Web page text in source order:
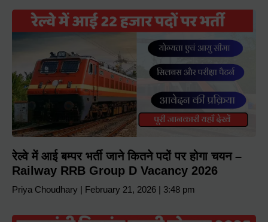
रेल्वे में आई बम्पर भर्ती जाने कितने पदों पर होगा चयन –
Railway RRB Group D Vacancy 2026
Priya Choudhary February 21, 2026 3:48 pm